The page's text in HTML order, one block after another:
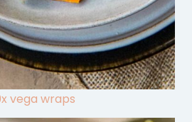
vega wraps